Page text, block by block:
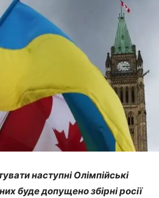
наступні Олімпійські
буде допущено збірні росії